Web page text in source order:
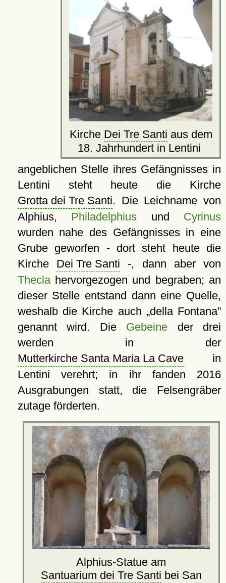
Kirche Dei Tre Santi aus dem
18. Jahrhundert in Lentini
angeblichen Stelle ihres Gefängnisses in
Lentini steht heute die Kirche
Grotta dei Tre Santi. Die Leichname von
Alphius, Philadelphius und Cyrinus
wurden nahe des Gefängnisses in eine
Grube geworfen - dort steht heute die
Kirche Dei Tre Santi -, dann aber von
Theclahervorgezogen und begraben; an
dieser Stelle entstand dann eine Quelle,
weshalb die Kirche auch
della Fontana
genannt wird. Die Gebeine der drei
werden in der
Mutterkirche Santa Maria La Cavein
Lentini verehrt; in ihr fanden 2016
Ausgrabungen statt, die Felsengräber
zutage förderten.
Alphius-Statue am
Santuarium dei Tre Santi bei San